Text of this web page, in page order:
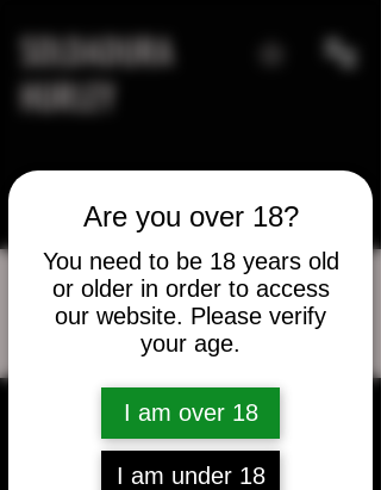
Are you over 18?
You need to be 18 years old
or older in order to access
our website. Please verify
your age.
I am over 18
I am under 18
SOLDADURA
HURLEY
Mensaje
Erick Chavez